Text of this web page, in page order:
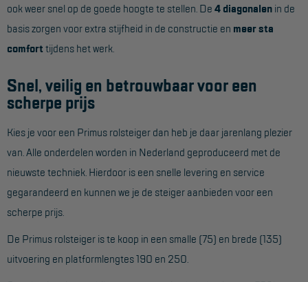
Laagbouw
Projectvoorbeelden
KEURING
Ladders en trappen
Steigers
Valbeveiliging
Reparatie en onderhoud
ook weer snel op de goede hoogte te stellen. De 4 diagonalen in de
basis zorgen voor extra stijfheid in de constructie en meer sta
comfort tijdens het werk.
Snel, veilig en betrouwbaar voor een
scherpe prijs
Kies je voor een Primus rolsteiger dan heb je daar jarenlang plezier
van. Alle onderdelen worden in Nederland geproduceerd met de
nieuwste techniek. Hierdoor is een snelle levering en service
gegarandeerd en kunnen we je de steiger aanbieden voor een
scherpe prijs.
De Primus rolsteiger is te koop in een smalle (75) en brede (135)
uitvoering en platformlengtes 190 en 250.